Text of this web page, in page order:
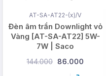
AT-SA-AT22-(x)/V
Đèn âm trần Downlight vỏ
Vàng [AT-SA-AT22] 5W-
7W | Saco
144.000 86.000